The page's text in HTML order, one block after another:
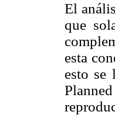
El
que
esta
esto se